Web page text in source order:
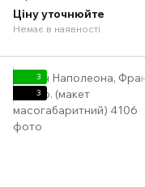
масогабаритний)
Ціну уточнюйте
Немає в наявності
3
3